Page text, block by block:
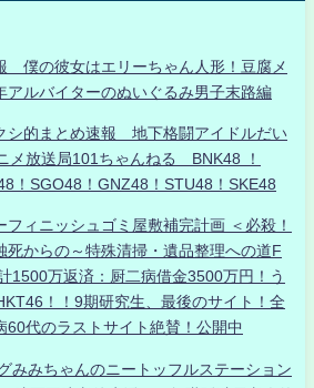
僕の彼女はエリーちゃん人形！豆腐メ
アルバイターのぬいぐるみ男子末路編
的まとめ速報 地下格闘アイドルだい
放送局101ちゃんねる BNK48 ！
！SGO48！GNZ48！STU48！SKE48
フィニッシュゴミ屋敷補完計画 ＜必殺！
死からの～特殊清掃・遺品整理への道F
1500万返済：厨二病借金3500万円！う
！！9期研究生、最後のサイト！全
60代のラストサイト絶賛！公開中
みみちゃんのニートッフルステーション